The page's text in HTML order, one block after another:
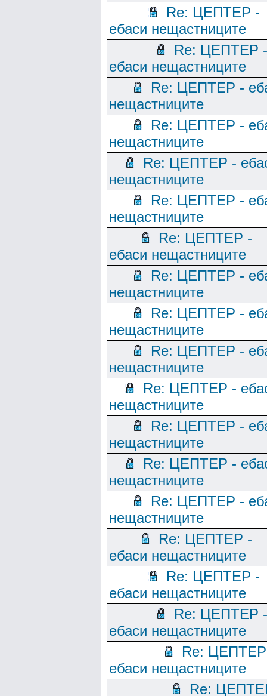
Re: ЦЕПТЕР -
ебаси нещастниците
Re: ЦЕПТЕР -
ебаси нещастниците
Re: ЦЕПТЕР -
нещастниците
Re: ЦЕПТЕР -
нещастниците
Re: ЦЕПТЕР -
нещастниците
Re: ЦЕПТЕР -
нещастниците
Re: ЦЕПТЕР -
ебаси нещастниците
Re: ЦЕПТЕР -
нещастниците
Re: ЦЕПТЕР -
нещастниците
Re: ЦЕПТЕР -
нещастниците
Re: ЦЕПТЕР -
нещастниците
Re: ЦЕПТЕР -
нещастниците
Re: ЦЕПТЕР -
нещастниците
Re: ЦЕПТЕР -
нещастниците
Re: ЦЕПТЕР -
ебаси нещастниците
Re: ЦЕПТЕР -
ебаси нещастниците
Re: ЦЕПТЕР -
ебаси нещастниците
Re:
ебаси нещастниците
Re: